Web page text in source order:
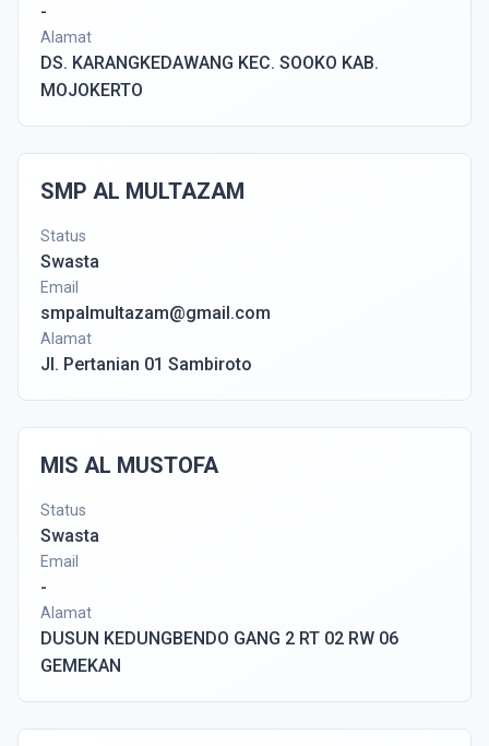
-
Alamat
DS. KARANGKEDAWANG KEC. SOOKO KAB.
MOJOKERTO
SMP AL MULTAZAM
Status
Swasta
Email
smpalmultazam@gmail.com
Alamat
Jl. Pertanian 01 Sambiroto
MIS AL MUSTOFA
Status
Swasta
Email
-
Alamat
DUSUN KEDUNGBENDO GANG 2 RT 02 RW 06
GEMEKAN